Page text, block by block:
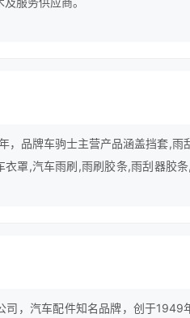
，品牌车驹士主营产品涵盖挡套,雨
衣罩,汽车雨刷,雨刷胶条,雨刮器胶
司，汽车配件知名品牌，创于